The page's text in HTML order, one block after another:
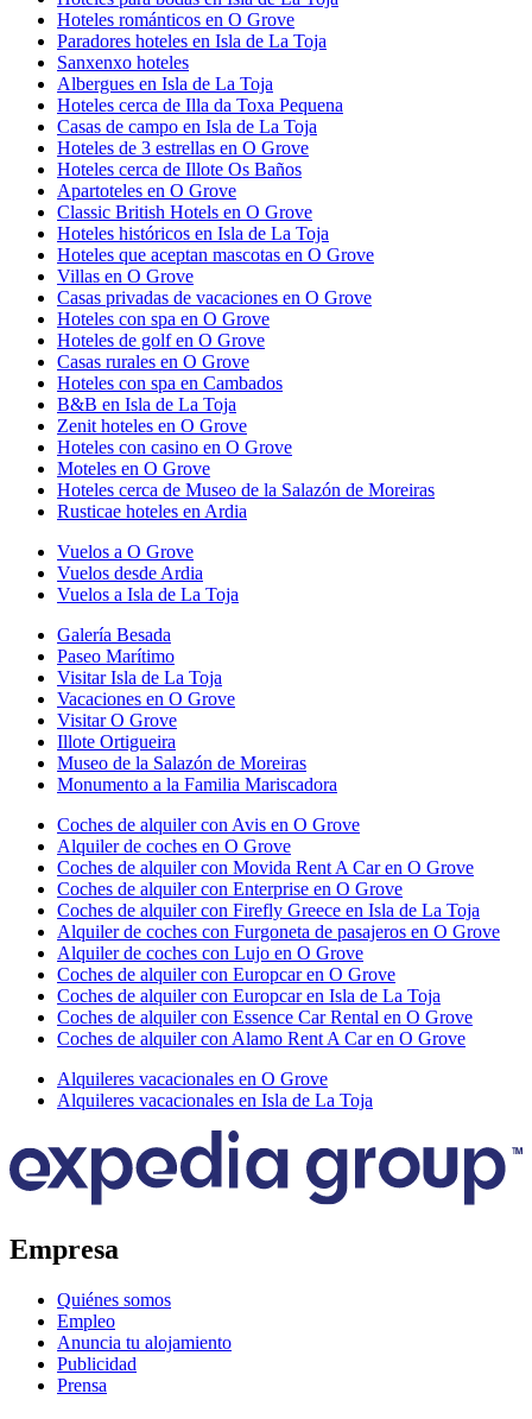
Hoteles románticos en O Grove
Paradores hoteles en Isla de La Toja
Sanxenxo hoteles
Albergues en Isla de La Toja
Hoteles cerca de Illa da Toxa Pequena
Casas de campo en Isla de La Toja
Hoteles de 3 estrellas en O Grove
Hoteles cerca de Illote Os Baños
Apartoteles en O Grove
Classic British Hotels en O Grove
Hoteles históricos en Isla de La Toja
Hoteles que aceptan mascotas en O Grove
Villas en O Grove
Casas privadas de vacaciones en O Grove
Hoteles con spa en O Grove
Hoteles de golf en O Grove
Casas rurales en O Grove
Hoteles con spa en Cambados
B&B en Isla de La Toja
Zenit hoteles en O Grove
Hoteles con casino en O Grove
Moteles en O Grove
Hoteles cerca de Museo de la Salazón de Moreiras
Rusticae hoteles en Ardia
Vuelos a O Grove
Vuelos desde Ardia
Vuelos a Isla de La Toja
Galería Besada
Paseo Marítimo
Visitar Isla de La Toja
Vacaciones en O Grove
Visitar O Grove
Illote Ortigueira
Museo de la Salazón de Moreiras
Monumento a la Familia Mariscadora
Coches de alquiler con Avis en O Grove
Alquiler de coches en O Grove
Coches de alquiler con Movida Rent A Car en O Grove
Coches de alquiler con Enterprise en O Grove
Coches de alquiler con Firefly Greece en Isla de La Toja
Alquiler de coches con Furgoneta de pasajeros en O Grove
Alquiler de coches con Lujo en O Grove
Coches de alquiler con Europcar en O Grove
Coches de alquiler con Europcar en Isla de La Toja
Coches de alquiler con Essence Car Rental en O Grove
Coches de alquiler con Alamo Rent A Car en O Grove
Alquileres vacacionales en O Grove
Alquileres vacacionales en Isla de La Toja
Empresa
Quiénes somos
Empleo
Anuncia tu alojamiento
Publicidad
Prensa